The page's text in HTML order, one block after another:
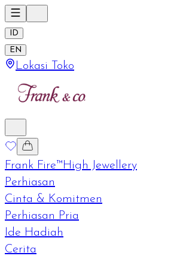
ID
EN
Lokasi Toko
Frank Fire™High Jewellery
Perhiasan
Cinta & Komitmen
Perhiasan Pria
Ide Hadiah
Cerita